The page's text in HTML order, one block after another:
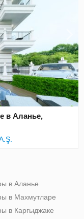
в Аланье,
в Аланье
в Махмутларе
в Каргыджаке